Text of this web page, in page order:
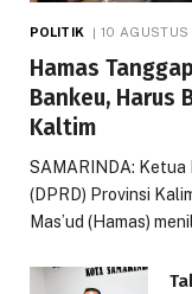
POLITIK 10
Hamas
Bankeu, Harus
Kaltim
SAMARINDA: Ketua
(DPRD) Provinsi
Mas’ud (Hamas)